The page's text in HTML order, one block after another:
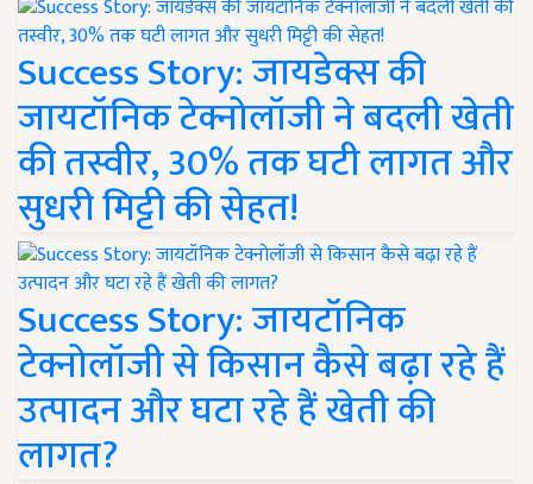
Success Story: जायडेक्स की
जायटॉनिक टेक्नोलॉजी ने बदली खेती
की तस्वीर, 30% तक घटी लागत और
सुधरी मिट्टी की सेहत!
Success Story: जायटॉनिक
टेक्नोलॉजी से किसान कैसे बढ़ा रहे हैं
उत्पादन और घटा रहे हैं खेती की
लागत?